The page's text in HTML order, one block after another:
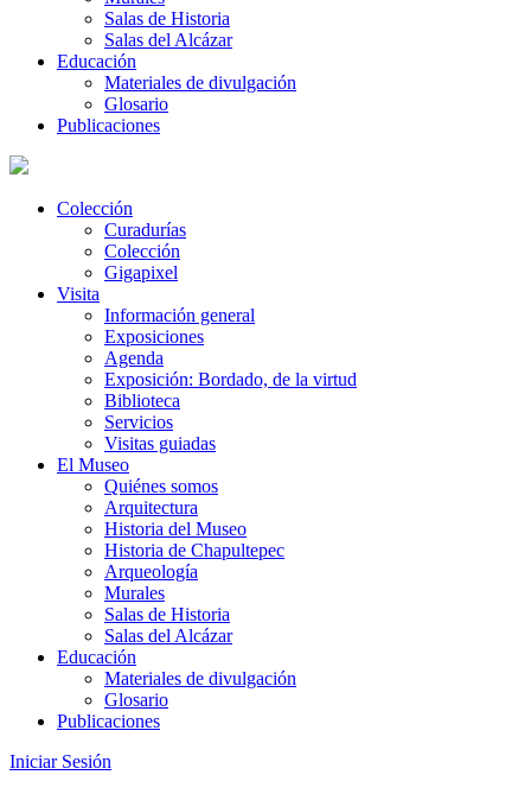
Salas de Historia
Salas del Alcázar
Educación
Materiales de divulgación
Glosario
Publicaciones
Colección
Curadurías
Colección
Gigapixel
Visita
Información general
Exposiciones
Agenda
Exposición: Bordado, de la virtud
Biblioteca
Servicios
Visitas guiadas
El Museo
Quiénes somos
Arquitectura
Historia del Museo
Historia de Chapultepec
Arqueología
Murales
Salas de Historia
Salas del Alcázar
Educación
Materiales de divulgación
Glosario
Publicaciones
Iniciar Sesión